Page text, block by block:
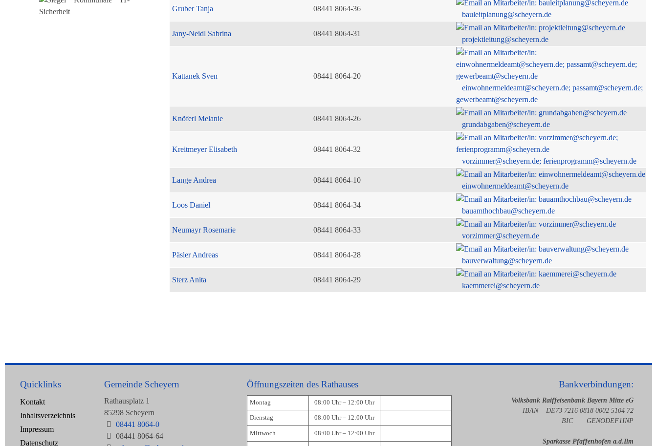
Gruber Tanja 08441 8064-36
bauleitplanung@scheyern.de
Jany-Neidl Sabrina 08441 8064-31
projektleitung@scheyern.de
Kattanek Sven
08441 8064-20
einwohnermeldeamt@scheyern.de; passamt@scheyern.de;
gewerbeamt@scheyern.de
Knöferl Melanie 08441 8064-26
grundabgaben@scheyern.de
Kreitmeyer Elisabeth
08441 8064-32
vorzimmer@scheyern.de; ferienprogramm@scheyern.de
Lange Andrea 08441 8064-10
einwohnermeldeamt@scheyern.de
Loos Daniel 08441 8064-34
bauamthochbau@scheyern.de
Neumayr Rosemarie 08441 8064-33
vorzimmer@scheyern.de
Päsler Andreas 08441 8064-28
bauverwaltung@scheyern.de
Sterz Anita 08441 8064-29
kaemmerei@scheyern.de
Quicklinks
Kontakt
Inhaltsverzeichnis
Impressum
Datenschutz
Gemeinde Scheyern
Rathausplatz 1
85298 Scheyern
08441 8064-0
08441 8064-64
Öffnungszeiten des Rathauses
Montag 08:00 Uhr – 12:00 Uhr
Dienstag 08:00 Uhr – 12:00 Uhr
Mittwoch 08:00 Uhr – 12:00 Uhr
Bankverbindungen:
Volksbank Raiffeisenbank Bayern Mitte eG
IBAN DE73 7216 0818 0002 5104 72
BIC GENODEF1INP
Sparkasse Pfaffenhofen a.d.Ilm